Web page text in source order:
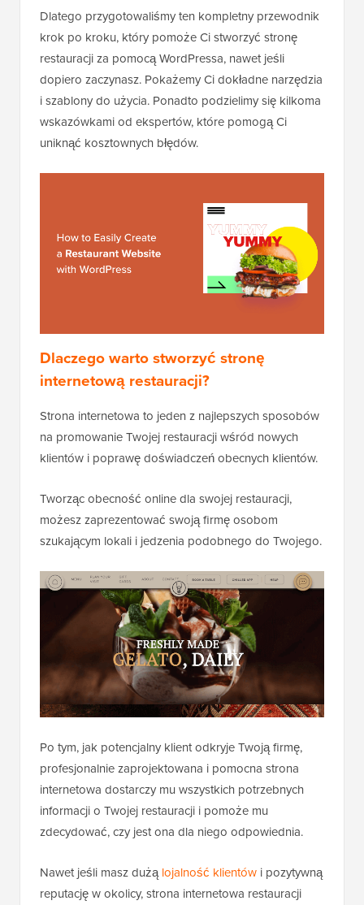
Dlatego przygotowaliśmy ten kompletny przewodnik
krok po kroku, który pomoże Ci stworzyć stronę
restauracji za pomocą WordPressa, nawet jeśli
dopiero zaczynasz. Pokażemy Ci dokładne narzędzia
i szablony do użycia. Ponadto podzielimy się kilkoma
wskazówkami od ekspertów, które pomogą Ci
uniknąć kosztownych błędów.
Dlaczego warto stworzyć stronę
internetową restauracji?
Strona internetowa to jeden z najlepszych sposobów
na promowanie Twojej restauracji wśród nowych
klientów i poprawę doświadczeń obecnych klientów.
Tworząc obecność online dla swojej restauracji,
możesz zaprezentować swoją firmę osobom
szukającym lokali i jedzenia podobnego do Twojego.
Po tym, jak potencjalny klient odkryje Twoją firmę,
profesjonalnie zaprojektowana i pomocna strona
internetowa dostarczy mu wszystkich potrzebnych
informacji o Twojej restauracji i pomoże mu
zdecydować, czy jest ona dla niego odpowiednia.
Nawet jeśli masz dużąlojalność klientów i pozytywną
reputację w okolicy, strona internetowa restauracji